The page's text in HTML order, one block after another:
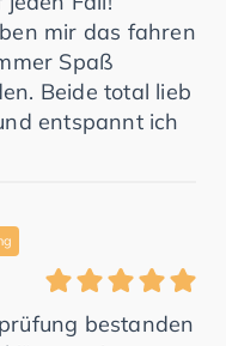
mir das fahren
Spaß
Beide total lieb
entspannt ich
bestanden